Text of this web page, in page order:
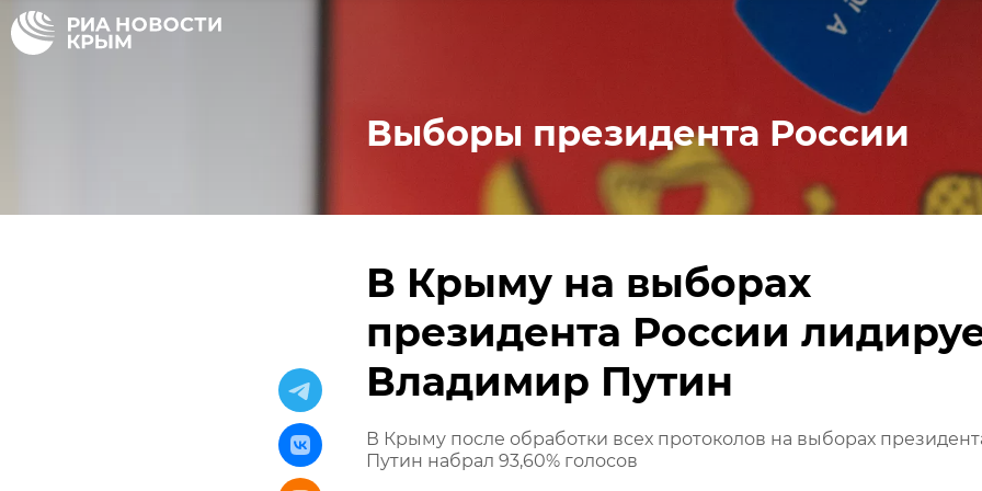
Выборы президента России
В Крыму на выборах
президента России
Владимир Путин
В Крыму после обработки всех протоколов на выборах
Путин набрал 93,60% голосов